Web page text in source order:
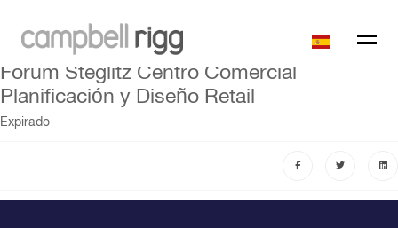
Forum Steglitz Centro Comercial
Planificación y Diseño Retail
Expirado